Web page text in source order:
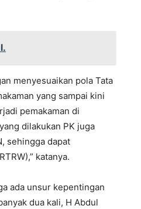
menyesuaikan pola Tata
yang sampai kini
pemakaman di
dilakukan PK juga
sehingga dapat
katanya.
ada unsur kepentingan
dua kali, H Abdul